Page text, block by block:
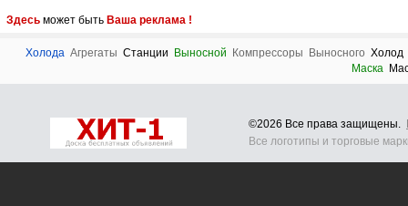
Здесь может быть Ваша реклама !
Холода Агрегаты Станции Выносной Компрессоры Выносного Холод
Маска
©2026 Все права защищены.
Все логотипы и торговые